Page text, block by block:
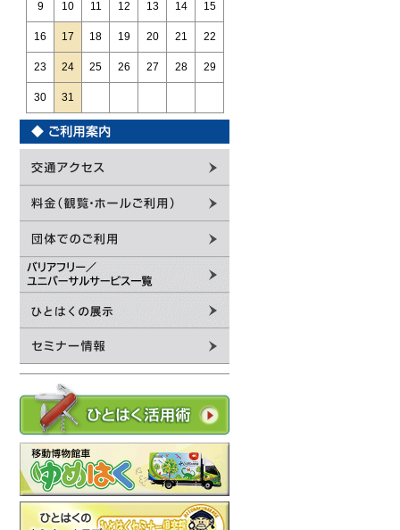
9 10 11 12 13 14 15
16 17 18 19 20 21 22
23 24 25 26 27 28 29
30 31